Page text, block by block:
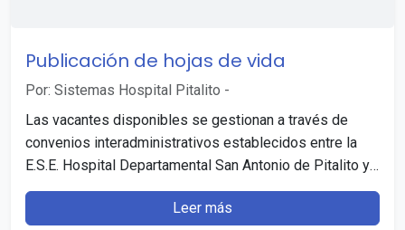
Publicación de hojas de vida
Por: Sistemas Hospital Pitalito -
Las vacantes disponibles se gestionan a través de
convenios interadministrativos establecidos entre la
E.S.E. Hospital Departamental San Antonio de Pitalito y
la Comisión Nacional…
Leer más